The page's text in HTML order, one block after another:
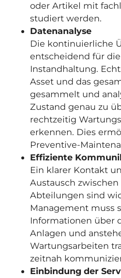
oder Artikel mit
studiert werden.
Datenanalyse
Die kontinuierliche
entscheidend für
Instandhaltung.
Asset und das
gesammelt und
Zustand genau zu
rechtzeitig
erkennen. Dies
Preventive-
Effiziente
Ein klarer Kontakt
Austausch
Abteilungen sind
Management muss
Informationen über
Anlagen und
Wartungsarbeiten
zeitnah
Einbindung der